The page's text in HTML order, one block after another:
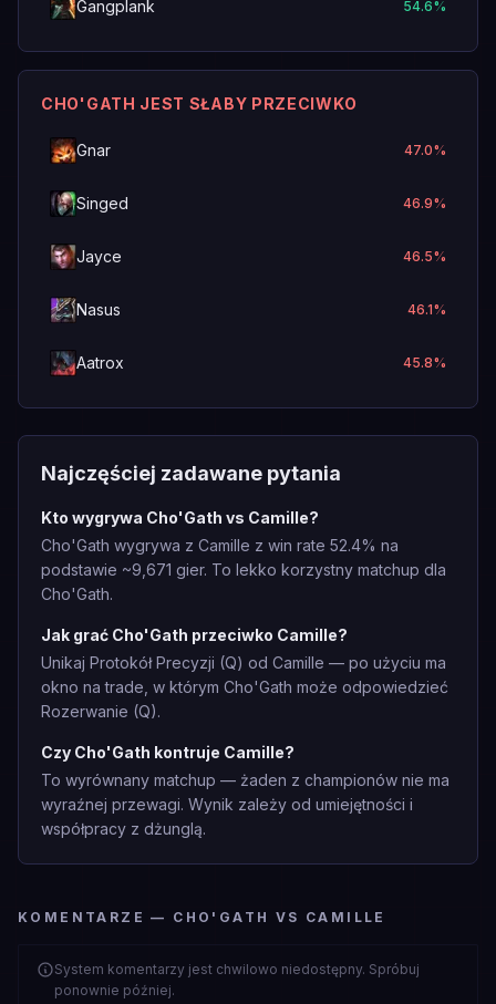
Gangplank 54.6%
CHO'GATH JEST SŁABY PRZECIWKO
Gnar 47.0%
Singed 46.9%
Jayce 46.5%
Nasus 46.1%
Aatrox 45.8%
Najczęściej zadawane pytania
Kto wygrywa Cho'Gath vs Camille?
Cho'Gath wygrywa z Camille z win rate 52.4% na
podstawie ~9,671 gier. To lekko korzystny matchup dla
Cho'Gath.
Jak grać Cho'Gath przeciwko Camille?
Unikaj Protokół Precyzji (Q) od Camille — po użyciu ma
okno na trade, w którym Cho'Gath może odpowiedzieć
Rozerwanie (Q).
Czy Cho'Gath kontruje Camille?
To wyrównany matchup — żaden z championów nie ma
wyraźnej przewagi. Wynik zależy od umiejętności i
współpracy z dżunglą.
KOMENTARZE — CHO'GATH VS CAMILLE
System komentarzy jest chwilowo niedostępny. Spróbuj
ponownie później.